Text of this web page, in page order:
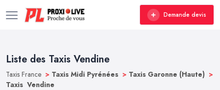
Demande devis
Liste des Taxis Vendine
Taxis France > Taxis Midi Pyrénées > Taxis Garonne (Haute) >
Taxis Vendine